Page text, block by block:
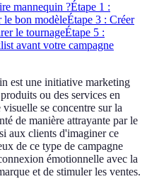
mannequin ?Étape 1 :
le bon modèleÉtape 3 : Créer
le tournageÉtape 5 :
avant votre campagne
est une initiative marketing
ou des services en
se concentre sur la
de manière attrayante par le
aux clients d'imaginer ce
de ce type de campagne
émotionnelle avec la
et de stimuler les ventes.